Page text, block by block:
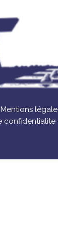
Mentions
confidentialite